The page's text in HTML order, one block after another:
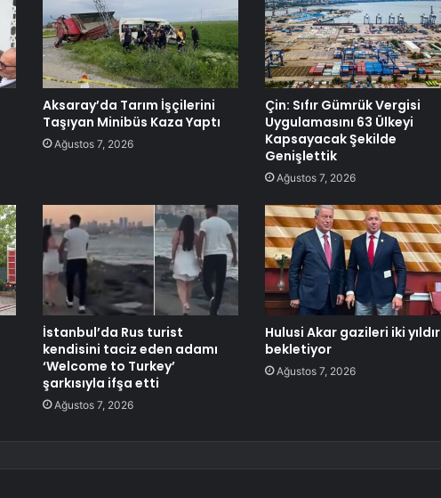
Aksaray’da Tarım İşçilerini
Taşıyan Minibüs Kaza Yaptı
Ağustos 7, 2026
Çin: Sıfır Gümrük Vergisi
Uygulamasını 63 Ülkeyi
Kapsayacak Şekilde
Genişlettik
Ağustos 7, 2026
İstanbul’da Rus turist
kendisini taciz eden adamı
‘Welcome to Turkey’
şarkısıyla ifşa etti
Ağustos 7, 2026
Hulusi Akar gazileri iki yıldır
bekletiyor
Ağustos 7, 2026